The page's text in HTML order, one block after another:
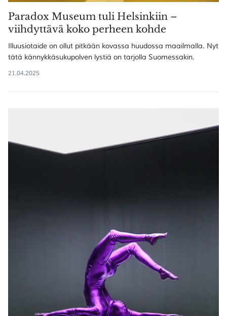
Paradox Museum tuli Helsinkiin –
viihdyttävä koko perheen kohde
Illuusiotaide on ollut pitkään kovassa huudossa maailmalla. Nyt
tätä kännykkäsukupolven lystiä on tarjolla Suomessakin.
21.04.2025